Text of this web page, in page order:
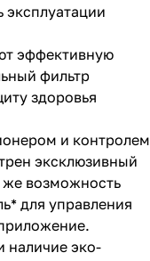
эксплуатации
эффективную
фильтр
здоровья
и контролем
эксклюзивный
же возможность
для управления
наличие эко-